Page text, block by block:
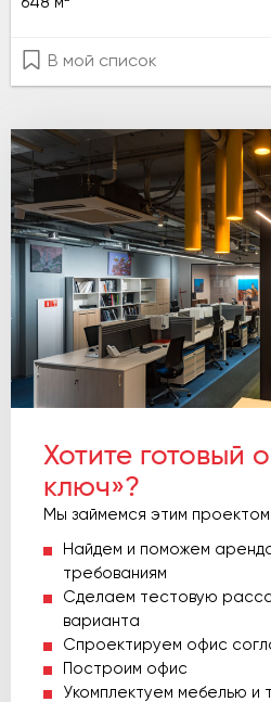
В мой список
Хотите готовый
ключ»?
Мы займемся этим
Найдем и поможем
требованиям
Сделаем тестовую
варианта
Спроектируем офис
Построим офис
Укомплектуем мебелью и